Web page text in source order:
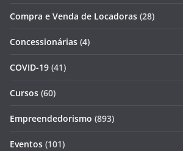
Compra e Venda de Locadoras (28)
Concessionárias (4)
COVID-19 (41)
Cursos (60)
Empreendedorismo (893)
Eventos (101)